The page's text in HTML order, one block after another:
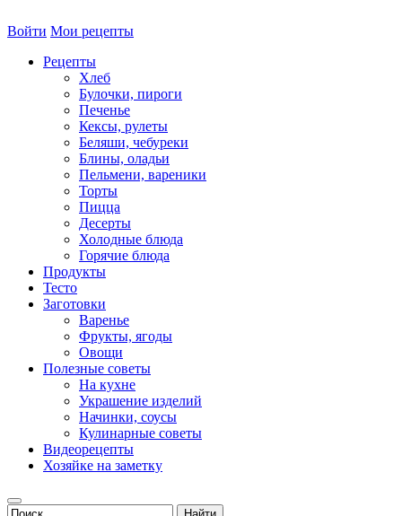
Войти Мои рецепты
Рецепты
Хлеб
Булочки, пироги
Печенье
Кексы, рулеты
Беляши, чебуреки
Блины, оладьи
Пельмени, вареники
Торты
Пицца
Десерты
Холодные блюда
Горячие блюда
Продукты
Тесто
Заготовки
Варенье
Фрукты, ягоды
Овощи
Полезные советы
На кухне
Украшение изделий
Начинки, соусы
Кулинарные советы
Видеорецепты
Хозяйке на заметку